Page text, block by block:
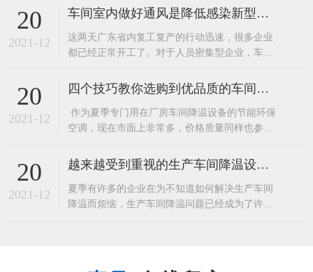
传播速度快，传播能力强。 作为与广州毗邻的东
莞，为确保广大民众的安全，于6月7日启动全员
核酸检测。正值盛夏，酷暑难耐，白天的最高温
度都在30度以上
20
2021-12
车间室内做好通风是降低感染新型病毒的有效措施。
​这两天广东省内复工复产的行动迅速，很多企业
都已经正常开工了。对于人员密集型企业，车间
一。加强工作场所通风换气，保持室内空气流
通。装了环保空调和工业大风扇的企业可以开
启。这里要注意了环保空调不要开启制冷，只送
风就好啦。如洁净车间、有温湿度要求和其他需
20
2021-12
四个技巧教你选购到优品质的车间降温设备—节能环保空调
​ 作为夏季专门用在厂房车间降温设备的节能环保
空调，现在市面上非常多，价格质量同样也参差
了节约成本都选择低价产品，下面嘉昌通风小编
就为大家介绍几个选购优品质节能环保空调的小
技巧给大家。1、看外型。外型越光洁、美观的产
品，其应用的模具精密度就越高。2
20
2021-12
越来越受到重视的生产车间降温设备——东莞环保空调
​夏季有许多的企业在为不知道如何解决生产车间
降温而烦恼，生产车间降温问题已经成为了许多